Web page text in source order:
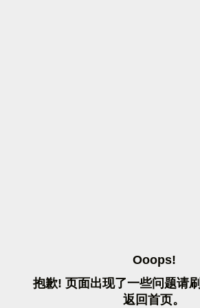
OOOPS!
抱歉! 页面出现了一些问题请刷
返 回首页。